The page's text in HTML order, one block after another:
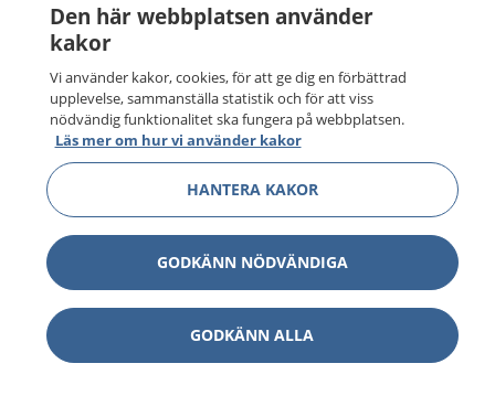
Den här webbplatsen använder
kakor
Vi använder kakor, cookies, för att ge dig en förbättrad
upplevelse, sammanställa statistik och för att viss
nödvändig funktionalitet ska fungera på webbplatsen.
Läs mer om hur vi använder kakor
HANTERA KAKOR
GODKÄNN NÖDVÄNDIGA
GODKÄNN ALLA